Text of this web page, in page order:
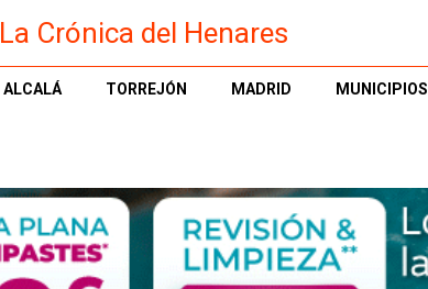
La Crónica del Henares
ALCALÁ TORREJÓN MADRID MUNICIPIOS